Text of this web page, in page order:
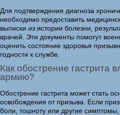
Для подтверждения диагноза
необходимо предоставить
выписки из истории болезни,
врачей. Эти документы помогут
оценить состояние здоровья
годности к службе.
Как обострение гастрита
армию?
Обострение гастрита может стать
освобождения от призыва. Если
боли, тошноту или другие